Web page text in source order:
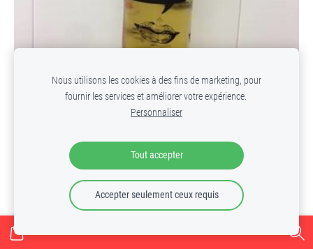
En rupture de stock
Nous utilisons les cookies à des fins de marketing, pour
fournir les services et améliorer votre expérience.
Personnaliser
Tout accepter
Accepter seulement ceux requis